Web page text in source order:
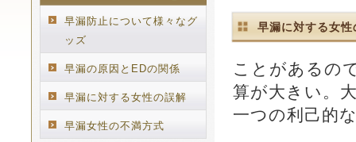
早漏に対する女性
ことがあるの
算が大きい。
一つの利己的
早漏防止について様々なグ
ッズ
早漏の原因とEDの関係
早漏に対する女性の誤解
早漏女性の不満方式